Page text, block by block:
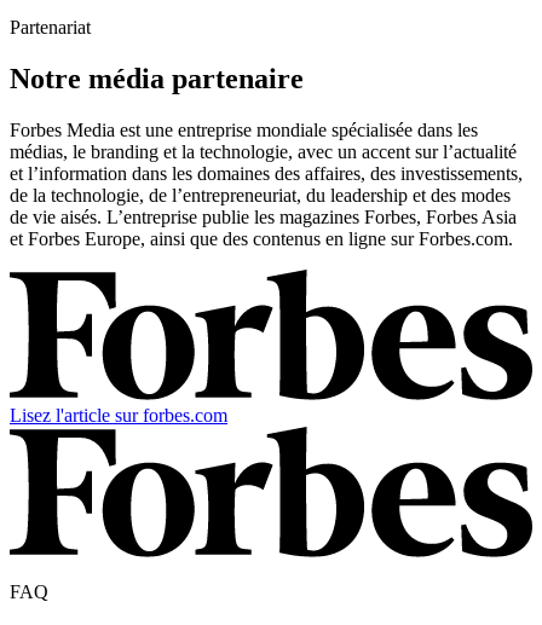
Partenariat
Notre média partenaire
Forbes Media est une entreprise mondiale spécialisée dans les
médias, le branding et la technologie, avec un accent sur l’actualité
et l’information dans les domaines des affaires, des investissements,
de la technologie, de l’entrepreneuriat, du leadership et des modes
de vie aisés. L’entreprise publie les magazines Forbes, Forbes Asia
et Forbes Europe, ainsi que des contenus en ligne sur Forbes.com.
Lisez l'article sur forbes.com
FAQ